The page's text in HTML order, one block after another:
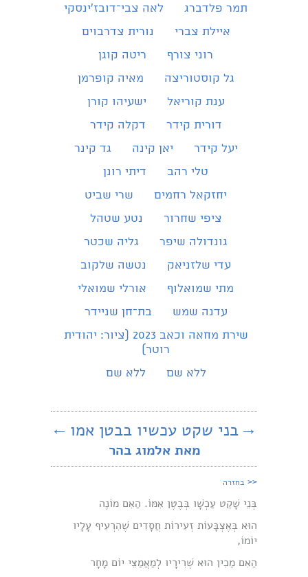
תמר פלדברג
לאה צבי־דובז׳ינסקי
איילת צברי
נורית צדרבוים
רוני צורף
ריטה קוגן
גל קוסטוריצה
מאיה קופרמן
ענת קוריאל
ישעיהו קורן
דורית קידר
דקלה קידר
יעל קידר
יאן קינה
גד קינר
טלי רהב
דיתי רונן
יחזקאל רחמים
שרי שביט
ציפי שחרור
נטע שטהל
גונדולה שיפר
גליה שכטר
עדי שלזניאק
נטשה שלקוב
מתי שמואלוף
אורלי שמואלי
עדנה שמש
בת־חן שניידר
שירת מחאה וכאב 2023 (ציור: יהודית
רוטר)
ללא שם
ללא שם
בני שקט עכשיו בבטן אמו
מאת אלמוג בהר
← →
<< בחזרה
בְּנֵי שָׁקֵט עַכְשָׁו בְּבֶטֶן אִמּוֹ. הַאִם מוֹנֶה
הוּא בְּאֶצְבָּעוֹת זְעִירוֹת חֲסָדִים שֶׁהִרְעִיף עָלָיו
יוֹמוֹ,
הַאִם מֵכִין הוּא שְׁרִירָיו לְמַאֲמַצֵּי יוֹם מָחָר